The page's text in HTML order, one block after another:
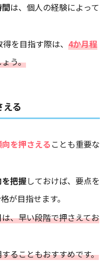
は、個人の経験によって
を目指す際は、 4か月程
う。
る
を押さえる ことも重要な
把握しておけば、要点を
が目指せます。
は、早い段階で押さえてお
ることもおすすめです。